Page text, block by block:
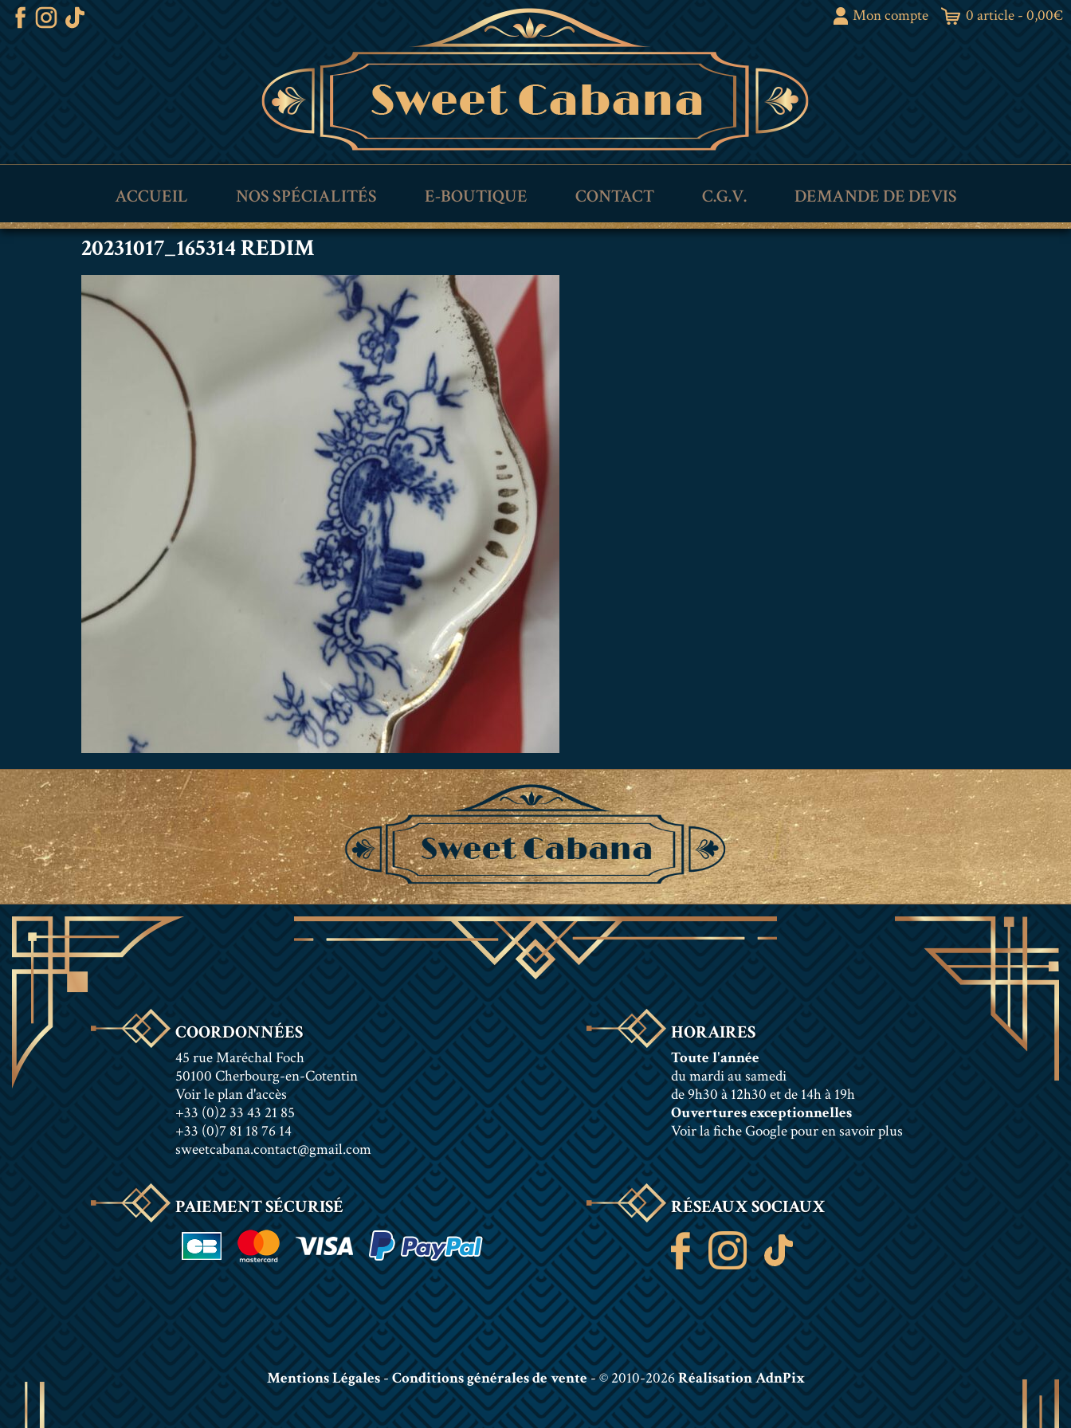
Mon compte 0 article - 0,00€
ACCUEIL NOS SPÉCIALITÉS E-BOUTIQUE CONTACT C.G.V. DEMANDE DE DEVIS
20231017_165314 REDIM
COORDONNÉES
45 rue Maréchal Foch
50100 Cherbourg-en-Cotentin
Voir le plan d'accès
+33 (0)2 33 43 21 85
+33 (0)7 81 18 76 14
sweetcabana.contact@gmail.com
HORAIRES
Toute l'année
du mardi au samedi
de 9h30 à 12h30 et de 14h à 19h
Ouvertures exceptionnelles
Voir la fiche Google pour en savoir plus
PAIEMENT SÉCURISÉ RÉSEAUX SOCIAUX
Mentions Légales-Conditions générales de vente- © 2010-2026Réalisation AdnPix